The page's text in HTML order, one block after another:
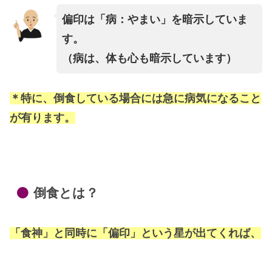
偏印は「病：やまい」を暗示していま
す。
（病は、体も心も暗示しています）
＊特に、倒食している場合には急に病気になること
が有ります。
倒食とは？
「食神」と同時に「偏印」という星が出てくれば、